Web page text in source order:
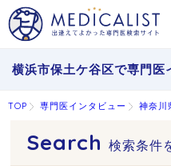
横浜市保土ケ谷区で専門医
TOP 専門医インタビュー 神奈川
検索条件